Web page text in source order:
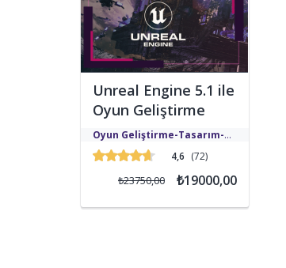
Unreal Engine 5.1 ile
Oyun Geliştirme
Günümüzde, video oyunları
giderek daha karmaşık ve
etkileyici hale geliyor. Bu
rolü oldukça büyük. Unreal
devrim yaratan ve birçok
Oyun Geliştirme-Tasarım-
Yazılım Eğitimleri
4,6 (72)
₺23750,00 ₺19000,00